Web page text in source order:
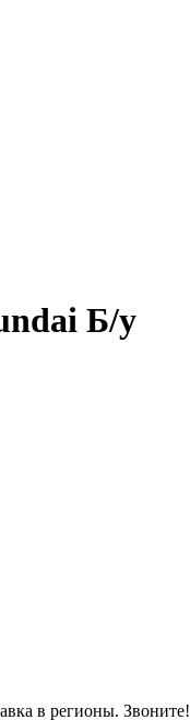
Б/у
в регионы. Звоните!